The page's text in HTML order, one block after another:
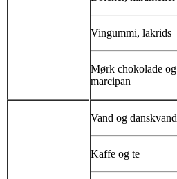
Vingummi, lakrids
Mørk chokolade og
marcipan
Vand og danskvand
Kaffe og te